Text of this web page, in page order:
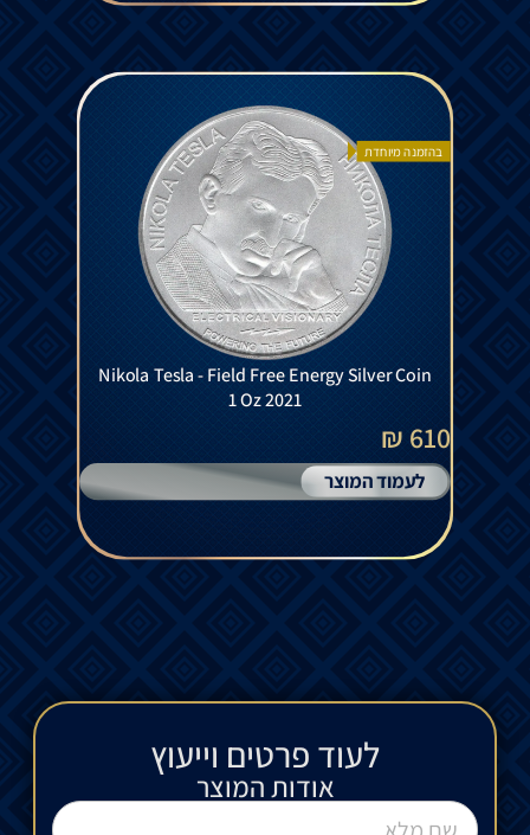
בהזמנה מיוחדת
Nikola Tesla - Field Free Energy Silver Coin
1 Oz 2021
610 ₪
לעמוד המוצר
לעוד פרטים וייעוץ​
אודות המוצר